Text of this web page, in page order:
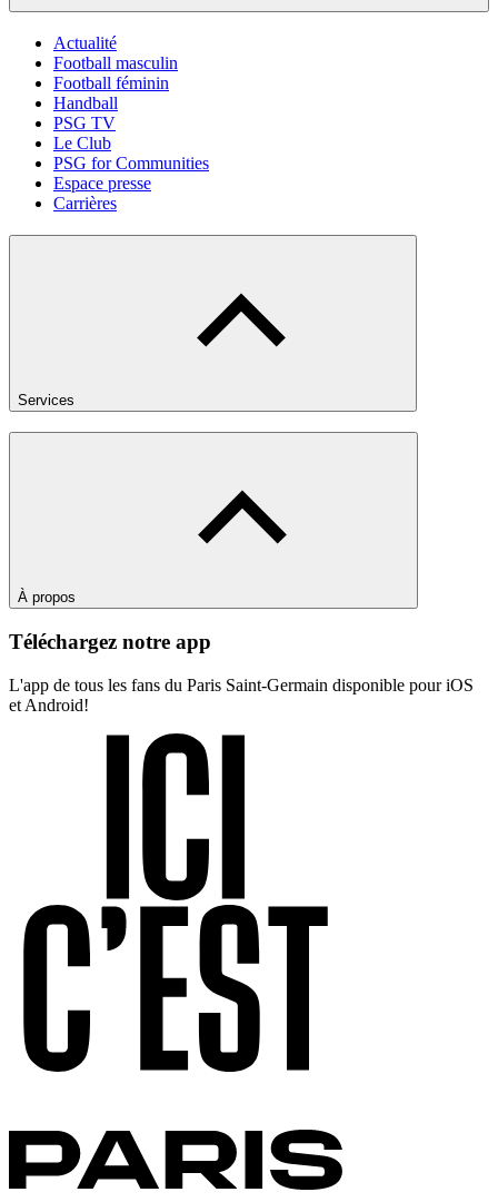
Actualité
Football masculin
Football féminin
Handball
PSG TV
Le Club
PSG for Communities
Espace presse
Carrières
Services
À propos
Téléchargez notre app
L'app de tous les fans du Paris Saint-Germain disponible pour iOS
et Android!